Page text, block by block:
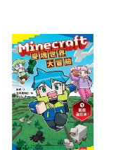
換貨規範
供消費者保護法七日